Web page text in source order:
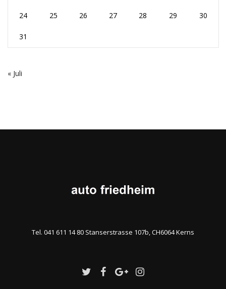
24 25 26 27 28 29 30
31
« Juli
Tel. 041 611 14 80 Stanserstrasse 107b, CH6064 Kerns